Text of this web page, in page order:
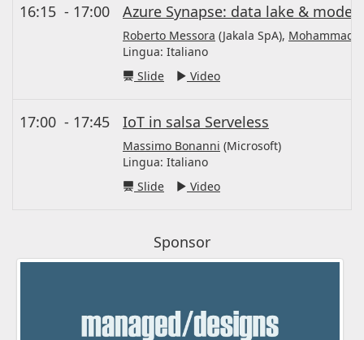
16:15 - 17:00 Azure Synapse: data lake &
Roberto Messora (Jakala SpA), Mohammad
Lingua: Italiano
Slide
Video
17:00 - 17:45 IoT in salsa Serveless
Massimo Bonanni (Microsoft)
Lingua: Italiano
Slide
Video
Sponsor